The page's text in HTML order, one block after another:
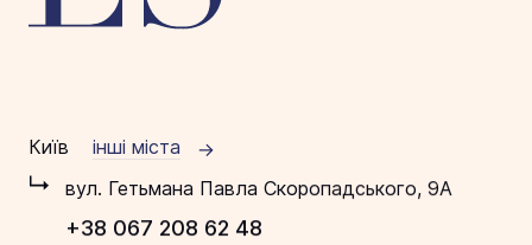
Київ
інші міста
вул. Гетьмана Павла Скоропадського, 9А
+38 067 208 62 48